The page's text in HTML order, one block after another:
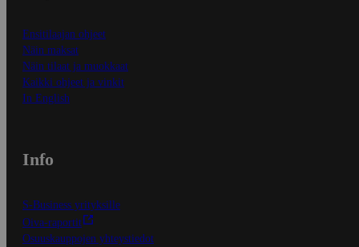
Ensitilaajan ohjeet
Näin maksat
Näin tilaat ja muokkaat
Kaikki ohjeet ja vinkit
In English
Info
S-Business yrityksille
Oiva-raportit
Osuuskauppojen yhteystiedot